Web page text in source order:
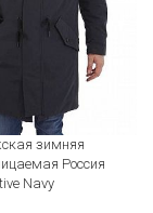
зимняя
Россия
Navy